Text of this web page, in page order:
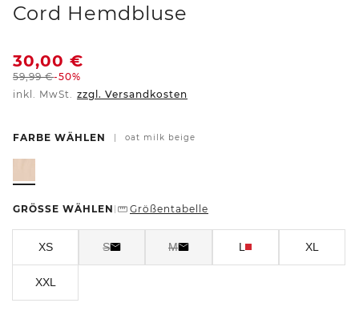
Cord Hemdbluse
30,00 €
59,99€-50%
inkl. MwSt. zzgl. Versandkosten
FARBE WÄHLEN oat milk beige
GRÖSSE WÄHLEN Größentabelle
XS S M L XL
XXL